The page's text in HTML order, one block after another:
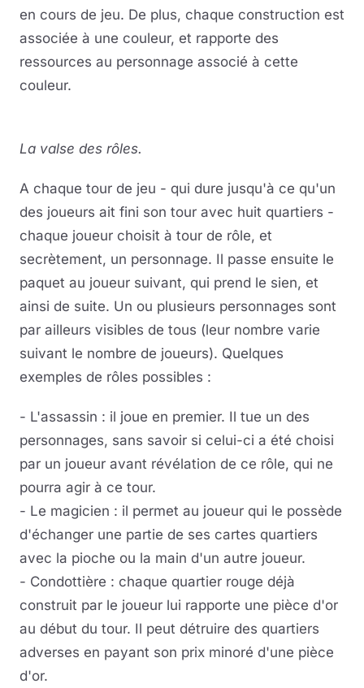
en cours de jeu. De plus, chaque construction est
associée à une couleur, et rapporte des
ressources au personnage associé à cette
couleur.
La valse des rôles.
A chaque tour de jeu - qui dure jusqu'à ce qu'un
des joueurs ait fini son tour avec huit quartiers -
chaque joueur choisit à tour de rôle, et
secrètement, un personnage. Il passe ensuite le
paquet au joueur suivant, qui prend le sien, et
ainsi de suite. Un ou plusieurs personnages sont
par ailleurs visibles de tous (leur nombre varie
suivant le nombre de joueurs). Quelques
exemples de rôles possibles :
- L'assassin : il joue en premier. Il tue un des
personnages, sans savoir si celui-ci a été choisi
par un joueur avant révélation de ce rôle, qui ne
pourra agir à ce tour.
- Le magicien : il permet au joueur qui le possède
d'échanger une partie de ses cartes quartiers
avec la pioche ou la main d'un autre joueur.
- Condottière : chaque quartier rouge déjà
construit par le joueur lui rapporte une pièce d'or
au début du tour. Il peut détruire des quartiers
adverses en payant son prix minoré d'une pièce
d'or.